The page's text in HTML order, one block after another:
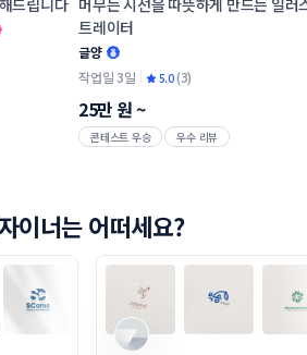
트레이터
글양
작업일 3일
5.0(3)
25만 원~
콘테스트 우승 우수 리뷰
이너는 어떠세요?